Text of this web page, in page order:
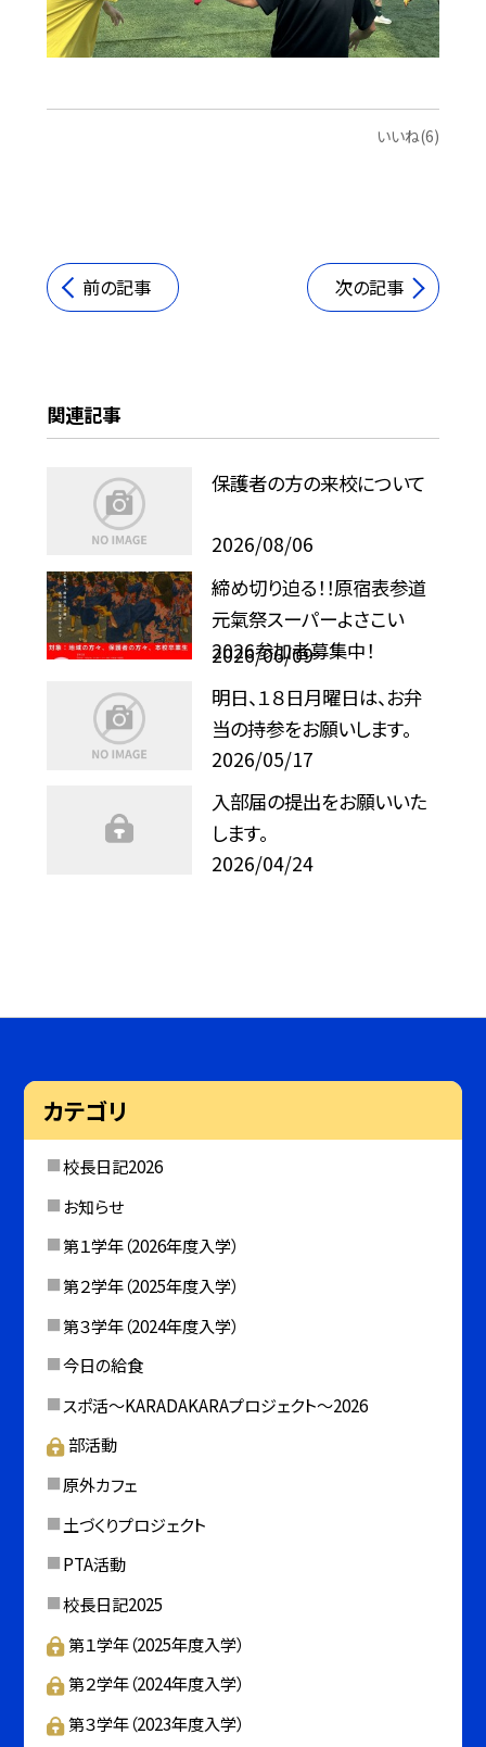
いいね(6)
前の記事 次の記事
関連記事
保護者の方の来校について
2026/08/06
締め切り迫る！！原宿表参道
元氣祭スーパーよさこい
2026参加者募集中！
2026/06/09
明日、１８日月曜日は、お弁
当の持参をお願いします。
2026/05/17
入部届の提出をお願いいた
します。
2026/04/24
カテゴリ
校長日記2026
お知らせ
第１学年（2026年度入学）
第２学年（2025年度入学）
第３学年（2024年度入学）
今日の給食
スポ活～KARADAKARAプロジェクト～2026
部活動
原外カフェ
土づくりプロジェクト
PTA活動
校長日記2025
第１学年（2025年度入学）
第２学年（2024年度入学）
第３学年（2023年度入学）